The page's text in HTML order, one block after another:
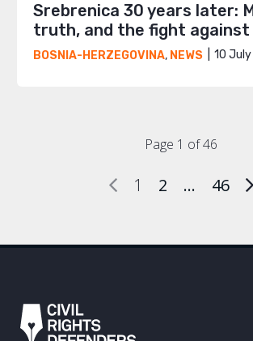
Srebrenica 30 years later:
truth, and the fight against
BOSNIA-HERZEGOVINA, NEWS 10
Page 1 of 46
1 2 … 46